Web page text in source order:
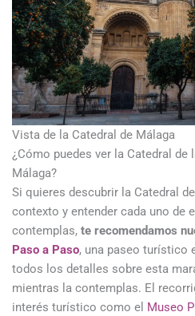
Vista de la Catedral de Málaga
¿Cómo puedes ver la Catedral
Málaga?
Si quieres descubrir la Catedral
contexto y entender cada uno de
contemplas, te recomendamos
Paso a Paso, una paseo turístico
todos los detalles sobre esta
mientras la contemplas. El
interés turístico como el Museo